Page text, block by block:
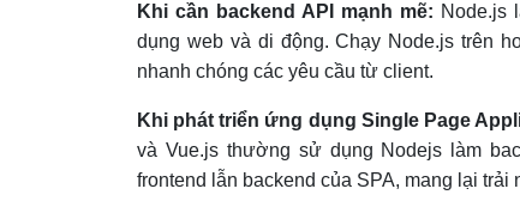
Khi cần backend API mạnh mẽ: Node.js
dụng web và di động. Chạy Node.js trên
nhanh chóng các yêu cầu từ client.
Khi phát triển ứng dụng Single Page
và Vue.js thường sử dụng Nodejs làm
frontend lẫn backend của SPA, mang lại